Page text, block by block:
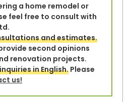
a home remodel or
feel free to consult with
and estimates.
second opinions
renovation projects.
in English.Please
us!